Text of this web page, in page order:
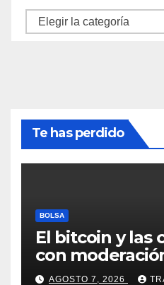
Categorías
Te has perdido
BOLSA
El bitcoin y las
con
incertidumbre
AGOSTO 7, 2026